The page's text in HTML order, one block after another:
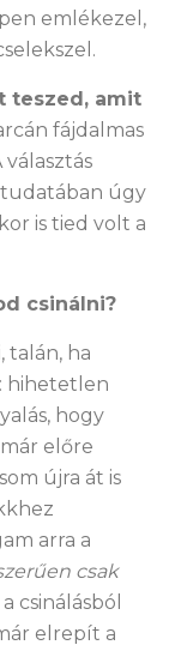
emlékezel,
teszed, amit
fájdalmas
tudatában úgy
is tied volt a
csinálni?
talán, ha
hihetetlen
hogy
előre
újra át is
arra a
csak
csinálásból
elrepít a